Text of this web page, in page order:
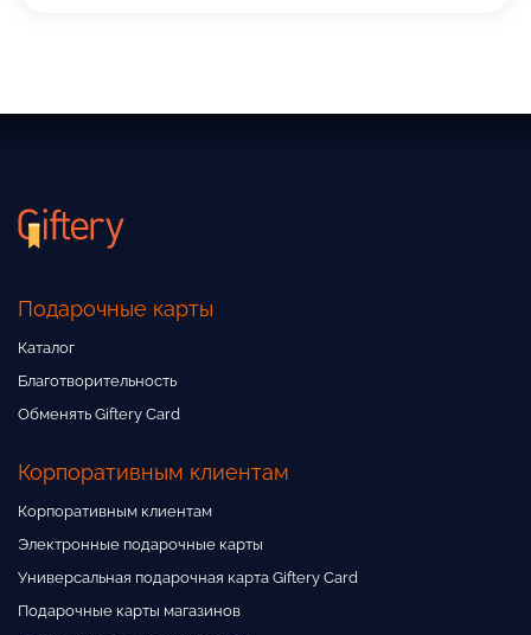
Подарочные карты
Каталог
Благотворительность
Обменять Giftery Card
Корпоративным клиентам
Корпоративным клиентам
Электронные подарочные карты
Универсальная подарочная карта Giftery Card
Подарочные карты магазинов